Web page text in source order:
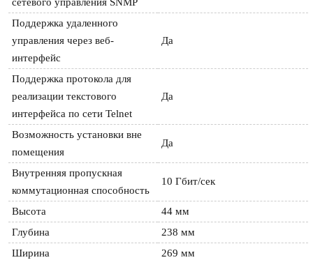
Поддержка удаленного
управления через веб-
интерфейс
Да
Поддержка протокола для
реализации текстового
интерфейса по сети Telnet
Да
Возможность установки вне
помещения
Да
Внутренняя пропускная
коммутационная способность
10 Гбит/сек
Высота
44 мм
Глубина
238 мм
Ширина
269 мм